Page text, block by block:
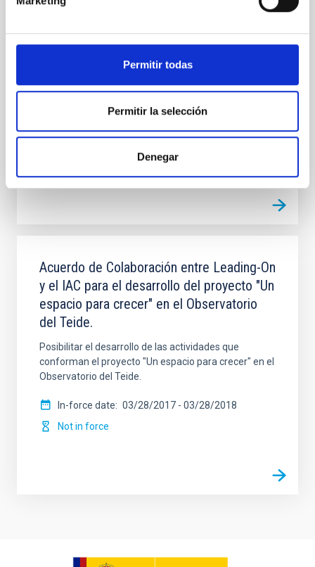
Permitir todas
Permitir la selección
Denegar
Observatory LLC
Regular las condiciones para la instalación del TMT
decida de mutuo acuerdo, su demolición, retirada y
restauración del emplazamiento
In-force date 03/29/2017-03/29/2021
Acuerdo de Colaboración entre Leading-On
y el IAC para el desarrollo del proyecto "Un
espacio para crecer" en el Observatorio
del Teide.
Posibilitar el desarrollo de las actividades que
conforman el proyecto "Un espacio para crecer" en el
Observatorio del Teide.
In-force date 03/28/2017 - 03/28/2018
Not in force